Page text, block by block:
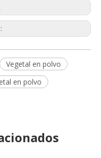
Vegetal en polvo
en polvo